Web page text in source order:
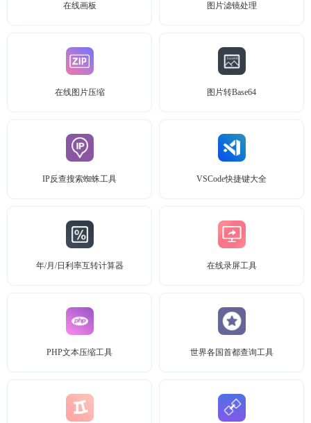
在线画板 图片滤镜处理
在线图片压缩 图片转Base64
IP反查搜索蜘蛛工具 VSCode快捷键大全
年/月/日利率互转计算器 在线录屏工具
PHP文本压缩工具 世界各国首都查询工具